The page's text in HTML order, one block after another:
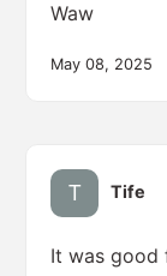
Waw
May 08, 2025
Tife
It was good